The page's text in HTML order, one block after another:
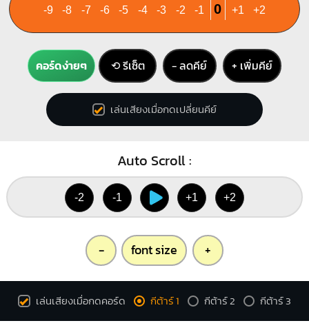
-9 -8 -7 -6 -5 -4 -3 -2 -1 0 +1 +2
คอร์ดง่ายๆ ⟲ รีเซ็ต − ลดคีย์ + เพิ่มคีย์
เล่นเสียงเมื่อกดเปลี่ยนคีย์
Auto Scroll :
-2 -1 +1 +2
- font size +
เล่นเสียงเมื่อกดคอร์ด กีต้าร์ 1 กีต้าร์ 2 กีต้าร์ 3